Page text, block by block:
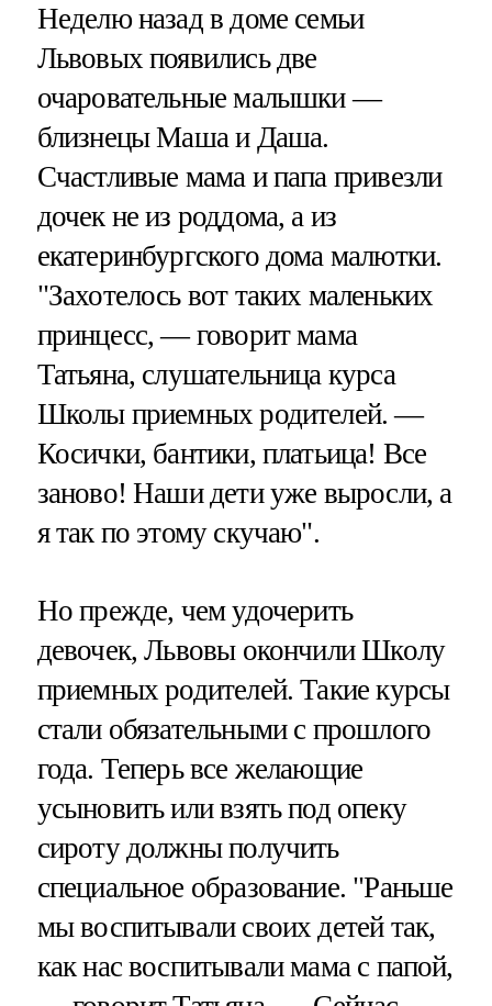
Неделю назад в доме семьи
Львовых появились две
очаровательные малышки —
близнецы Маша и Даша.
Счастливые мама и папа привезли
дочек не из роддома, а из
екатеринбургского дома малютки.
"Захотелось вот таких маленьких
принцесс, — говорит мама
Татьяна, слушательница курса
Школы приемных родителей. —
Косички, бантики, платьица! Все
заново! Наши дети уже выросли, а
я так по этому скучаю".
Но прежде, чем удочерить
девочек, Львовы окончили Школу
приемных родителей. Такие курсы
стали обязательными с прошлого
года. Теперь все желающие
усыновить или взять под опеку
сироту должны получить
специальное образование. "Раньше
мы воспитывали своих детей так,
как нас воспитывали мама с папой,